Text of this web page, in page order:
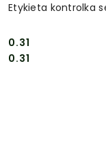
Etykieta kontrolka
Cena:
0.31
Cena:
0.31